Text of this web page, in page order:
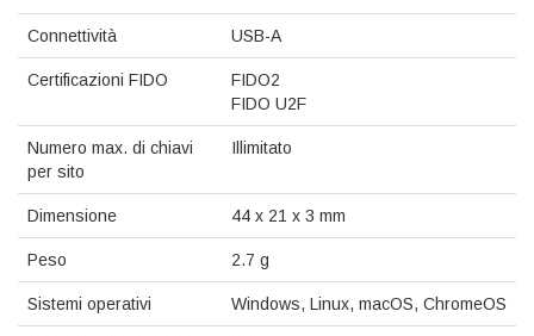
Connettività USB-A
Certificazioni FIDO
FIDO2
FIDO U2F
Numero max. di chiavi
per sito
Illimitato
Dimensione 44 x 21 x 3 mm
Peso 2.7 g
Sistemi operativi Windows, Linux, macOS, ChromeOS